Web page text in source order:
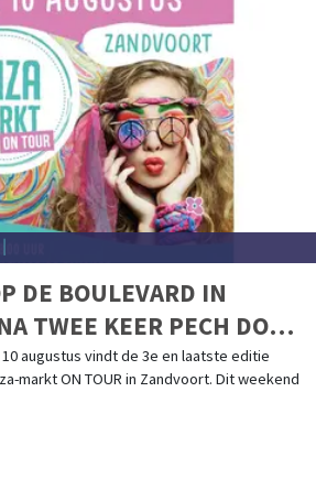
DE BOULEVARD IN
TWEE KEER PECH DOOR
WE VOOR EEN LAATSTE
augustus vindt de 3e en laatste editie
markt ON TOUR in Zandvoort. Dit weekend